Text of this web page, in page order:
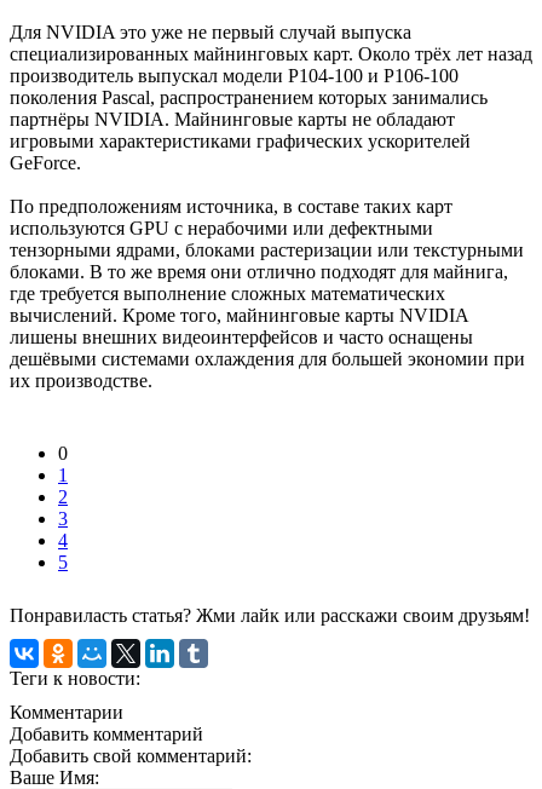
Для NVIDIA это уже не первый случай выпуска
специализированных майнинговых карт. Около трёх лет назад
производитель выпускал модели P104-100 и P106-100
поколения Pascal, распространением которых занимались
партнёры NVIDIA. Майнинговые карты не обладают
игровыми характеристиками графических ускорителей
GeForce.
По предположениям источника, в составе таких карт
используются GPU с нерабочими или дефектными
тензорными ядрами, блоками растеризации или текстурными
блоками. В то же время они отлично подходят для майнига,
где требуется выполнение сложных математических
вычислений. Кроме того, майнинговые карты NVIDIA
лишены внешних видеоинтерфейсов и часто оснащены
дешёвыми системами охлаждения для большей экономии при
их производстве.
0
1
2
3
4
5
Понравиласть статья? Жми лайк или расскажи своим друзьям!
Теги к новости:
Комментарии
Добавить комментарий
Добавить свой комментарий:
Ваше Имя: